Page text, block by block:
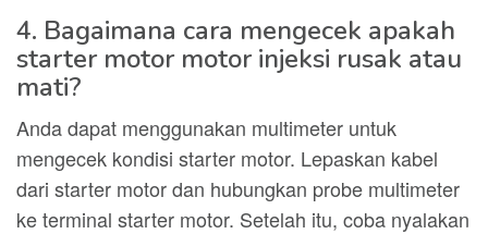
4. Bagaimana cara mengecek apakah
starter motor motor injeksi rusak atau
mati?
Anda dapat menggunakan multimeter untuk
mengecek kondisi starter motor. Lepaskan kabel
dari starter motor dan hubungkan probe multimeter
ke terminal starter motor. Setelah itu, coba nyalakan